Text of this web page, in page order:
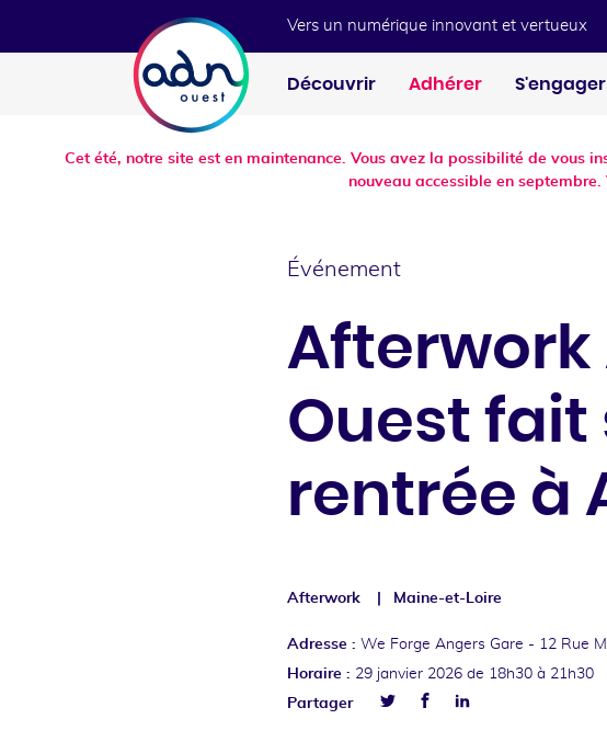
Vers un numérique innovant et vertueux
Découvrir Adhérer S'engager
Cet été, notre site est en maintenance. Vous avez la possibilité de vous
nouveau accessible en
Événement
Afterwork
Ouest fait
rentrée à
Afterwork Maine-et-Loire
Adresse : We Forge Angers Gare - 12 Rue
Horaire : 29 janvier 2026 de 18h30 à 21h30
Partager
FacebookLinkedin